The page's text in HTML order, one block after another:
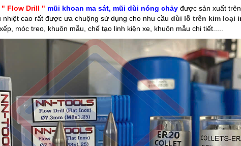
" Flow Drill " mũi khoan ma sát, mũi dùi nóng chảy được sản xuất
cao rất được ưa chuộng sử dụng cho nhu cầu dùi lỗ trên kim loại
móc treo, khuôn mẫu, chế tạo linh kiện xe, khuôn mẫu chi tiết....